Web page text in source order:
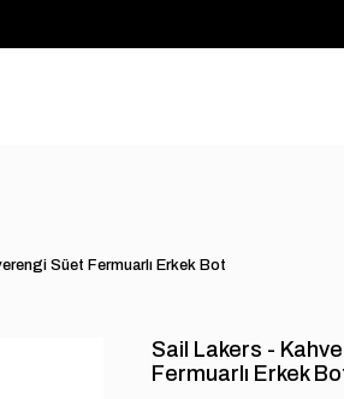
Süet Fermuarlı Erkek Bot
Sail Lakers -
Fermuarlı Erkek